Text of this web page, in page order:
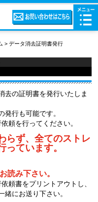
>データ消去証明書発行
去の証明書を発行いたしま
発行も可能です。
頼を行ってください。
ず、 全てのストレ
っています。
読み下さい。
頼書をプリントアウトし、
緒にお送り下さい。